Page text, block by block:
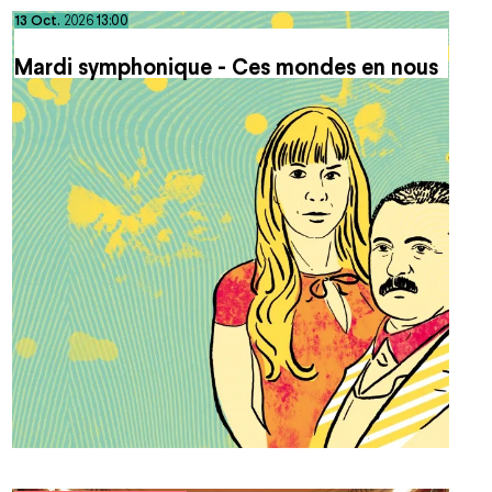
Mardi symphonique - Ces mondes en nous
13octobre
Oct. 202613:00